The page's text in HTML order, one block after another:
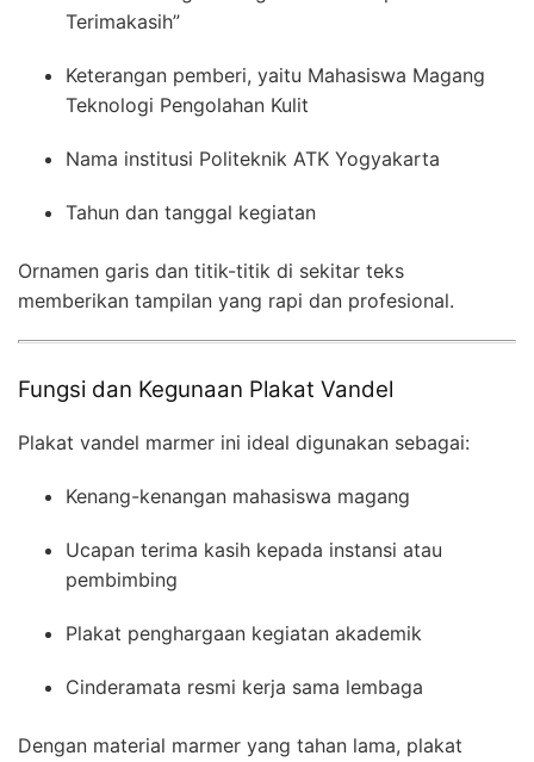
Terimakasih”
Keterangan pemberi, yaitu Mahasiswa Magang
Teknologi Pengolahan Kulit
Nama institusi Politeknik ATK Yogyakarta
Tahun dan tanggal kegiatan
Ornamen garis dan titik-titik di sekitar teks
memberikan tampilan yang rapi dan profesional.
Fungsi dan Kegunaan Plakat Vandel
Plakat vandel marmer ini ideal digunakan sebagai:
Kenang-kenangan mahasiswa magang
Ucapan terima kasih kepada instansi atau
pembimbing
Plakat penghargaan kegiatan akademik
Cinderamata resmi kerja sama lembaga
Dengan material marmer yang tahan lama, plakat